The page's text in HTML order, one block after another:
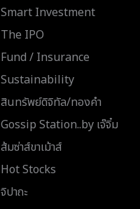
Smart Investment
The IPO
Fund / Insurance
Sustainability
สินทรัพย์ดิจิทัล/ทองคำ
Gossip Station..by เจ๊จิ๋ม
ส้มซ่าส์ขาเม้าส์
Hot Stocks
จิปาถะ